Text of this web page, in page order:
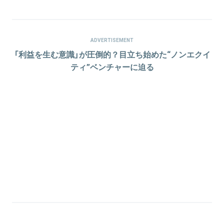
ADVERTISEMENT
「利益を生む意識」が圧倒的？目立ち始めた“ノンエクイ
ティ”ベンチャーに迫る